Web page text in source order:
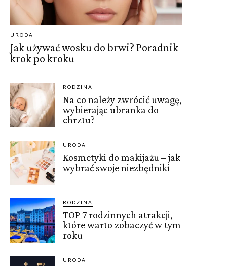
URODA
Jak używać wosku do brwi? Poradnik
krok po kroku
RODZINA
Na co należy zwrócić uwagę,
wybierając ubranka do
chrztu?
URODA
Kosmetyki do makijażu – jak
wybrać swoje niezbędniki
RODZINA
TOP 7 rodzinnych atrakcji,
które warto zobaczyć w tym
roku
URODA